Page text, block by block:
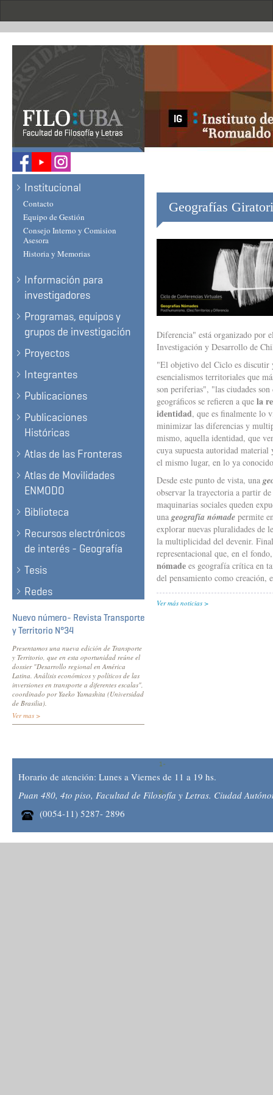
Institucional
Contacto
Equipo de Gestión
Consejo Interno y Comision
Asesora
Historia y Memorias
Información para
investigadores
Programas, equipos y
grupos de investigación
Proyectos
Integrantes
Publicaciones
Publicaciones
Históricas
Atlas de las Fronteras
Atlas de Movilidades
ENMODO
Biblioteca
Recursos electrónicos
de interés - Geografía
Tesis
Redes
Nuevo número- Revista Transporte
y Territorio N°34
Presentamos una nueva edición de Transporte
y Territorio, que en esta oportunidad reúne el
dossier "Desarrollo regional en América
Latina. Análisis económicos y políticos de las
inversiones en transporte a diferentes escalas",
coordinado por Yaeko Yamashita (Universidad
de Brasilia).
Ver mas >
Geografías
Diferencia" está organizado por
Investigación y Desarrollo de
"El objetivo del Ciclo es discutir
esencialismos territoriales que
son periferias", "las ciudades
geográficos se refieren a que la
identidad, que es finalmente lo
minimizar las diferencias y
mismo, aquella identidad, que
cuya supuesta autoridad material
el mismo lugar, en lo ya
Desde este punto de vista, una
observar la trayectoria a partir
maquinarias sociales queden
una geografía nómade permite
explorar nuevas pluralidades de
la multiplicidad del devenir.
representacional que, en el
nómade es geografía crítica en
del pensamiento como creación,
Ver más noticias
Horario de atención: Lunes a Viernes de 11 a 19 hs.
Puan 480, 4to piso, Facultad de Filosofía y Letras. Ciudad
(0054-11) 5287- 2896